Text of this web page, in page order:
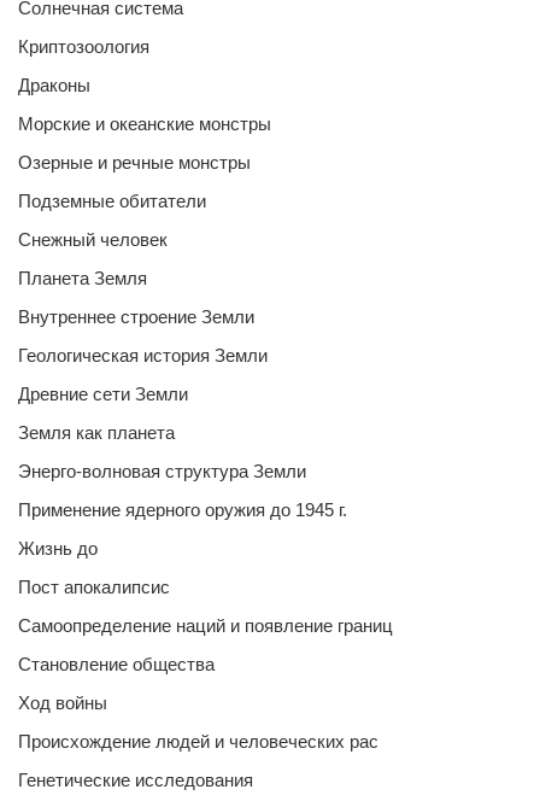
Солнечная система
Криптозоология
Драконы
Морские и океанские монстры
Озерные и речные монстры
Подземные обитатели
Снежный человек
Планета Земля
Внутреннее строение Земли
Геологическая история Земли
Древние сети Земли
Земля как планета
Энерго-волновая структура Земли
Применение ядерного оружия до 1945 г.
Жизнь до
Пост апокалипсис
Самоопределение наций и появление границ
Становление общества
Ход войны
Происхождение людей и человеческих рас
Генетические исследования